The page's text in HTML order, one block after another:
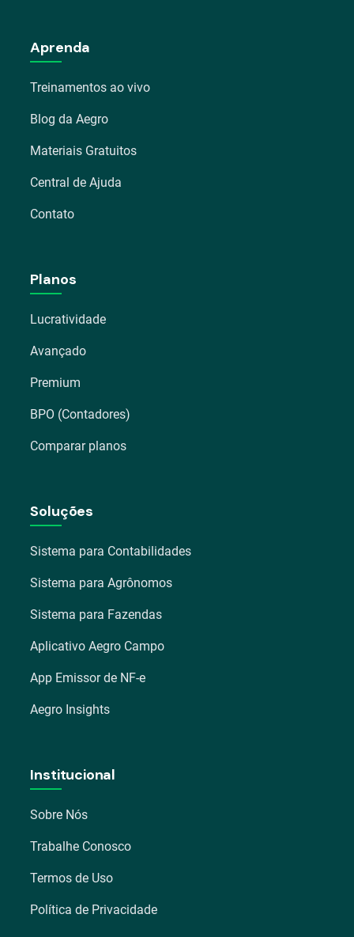
Aprenda
Treinamentos ao vivo
Blog da Aegro
Materiais Gratuitos
Central de Ajuda
Contato
Planos
Lucratividade
Avançado
Premium
BPO (Contadores)
Comparar planos
Soluções
Sistema para Contabilidades
Sistema para Agrônomos
Sistema para Fazendas
Aplicativo Aegro Campo
App Emissor de NF-e
Aegro Insights
Institucional
Sobre Nós
Trabalhe Conosco
Termos de Uso
Política de Privacidade